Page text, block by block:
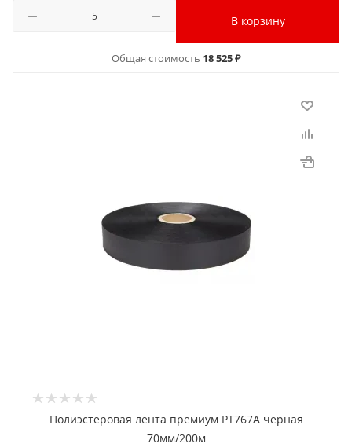
В корзину
Общая стоимость 18 525 ₽
Полиэстеровая лента премиум PT767A черная
70мм/200м